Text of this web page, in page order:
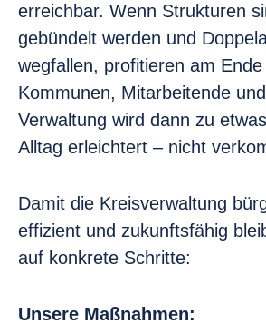
erreichbar. Wenn Strukturen
gebündelt werden und
wegfallen, profitieren am Ende
Kommunen, Mitarbeitende
Verwaltung wird dann zu
Alltag erleichtert – nicht
Damit die Kreisverwaltung
effizient und zukunftsfähig
auf konkrete Schritte:
Unsere Maßnahmen: